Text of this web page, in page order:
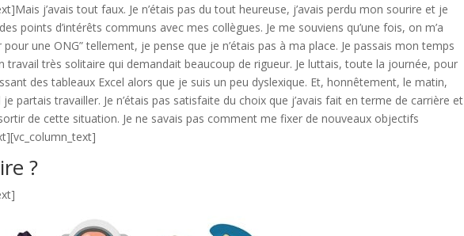
Mais j’avais tout faux. Je n’étais pas du tout heureuse, j’avais perdu mon sourire et je
points d’intérêts communs avec mes collègues. Je me souviens qu’une fois, on m’a
une ONG” tellement, je pense que je n’étais pas à ma place. Je passais mon temps
travail très solitaire qui demandait beaucoup de rigueur. Je luttais, toute la journée, pour
des tableaux Excel alors que je suis un peu dyslexique. Et, honnêtement, le matin,
partais travailler. Je n’étais pas satisfaite du choix que j’avais fait en terme de carrière et
de cette situation. Je ne savais pas comment me fixer de nouveaux objectifs
?